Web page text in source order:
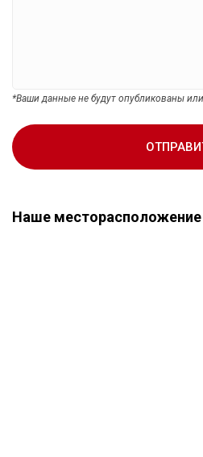
*Ваши данные не будут опубликованы
Наше месторасположение